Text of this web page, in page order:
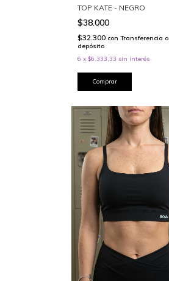
TOP KATE - NEGRO
$38.000
$32.300 con Transferencia o
depósito
6 x $6.333,33 sin interés
Comprar